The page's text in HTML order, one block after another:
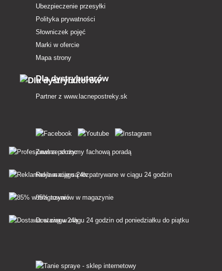
Ubezpieczenie przesyłki
Polityka prywatności
Słowniczek pojęć
Marki w ofercie
Mapa strony
Dla dystrybutorów
Partner z www.lacnepostreky.sk
Zawsze służymy fachową poradą
Reklamacje są rozpatrywane w ciągu 24 godzin
85% towarów w magazynie
Dostawa w ciągu 24 godzin od poniedziałku do piątku